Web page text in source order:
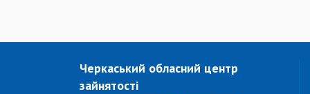
Черкаський обласний центр
зайнятості